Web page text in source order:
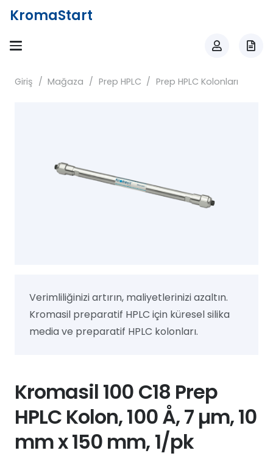
KromaStart
Giriş / Mağaza / Prep HPLC / Prep HPLC Kolonları
Verimliliğinizi artırın, maliyetlerinizi azaltın.
Kromasil preparatif HPLC için küresel silika
media ve preparatif HPLC kolonları.
Kromasil 100 C18 Prep
HPLC Kolon, 100 Å, 7 µm, 10
mm x 150 mm, 1/pk